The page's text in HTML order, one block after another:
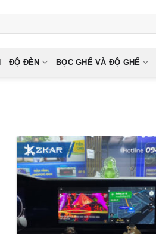
ĐỘ ĐÈN BỌC GHẾ VÀ ĐỘ GHẾ